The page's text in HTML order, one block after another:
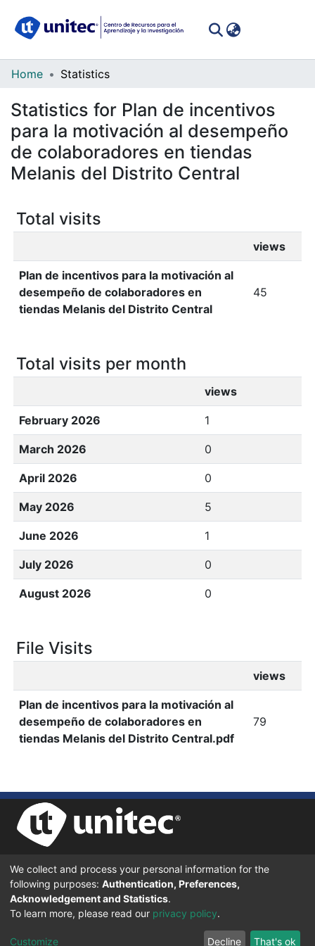
Communities
Collections
All of DSpace
Home Statistics
Statistics for Plan de incentivos
para la motivación al desempeño
de colaboradores en tiendas
Melanis del Distrito Central
Total visits
views
Plan de incentivos para la motivación al
desempeño de colaboradores en
tiendas Melanis del Distrito Central
45
Total visits per month
views
February 2026 1
March 2026 0
April 2026 0
May 2026 5
June 2026 1
July 2026 0
August 2026 0
File Visits
views
Plan de incentivos para la motivación al
desempeño de colaboradores en
tiendas Melanis del Distrito Central.pdf
79
UNIVERSIDAD TECNOLÓGICA CENTROAMERICANA UNITEC
BOULEVARD KENNEDY, V-782, FRENTE A RESIDENCIAL HONDURAS.
TEGUCIGALPA, FRANCISCO MORAZÁN, 11101
© 2024 Todos los Derechos Reservados.
We collect and process your personal information for the
following purposes: Authentication, Preferences,
Acknowledgement and Statistics.
To learn more, please read our privacy policy.
Customize Decline That's ok